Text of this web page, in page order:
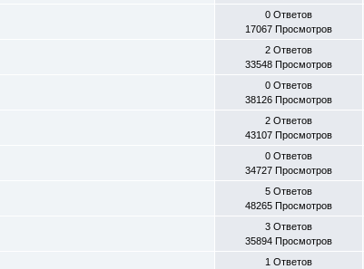
0 Ответов
17067 Просмотров
2 Ответов
33548 Просмотров
0 Ответов
38126 Просмотров
2 Ответов
43107 Просмотров
0 Ответов
34727 Просмотров
5 Ответов
48265 Просмотров
3 Ответов
35894 Просмотров
1 Ответов